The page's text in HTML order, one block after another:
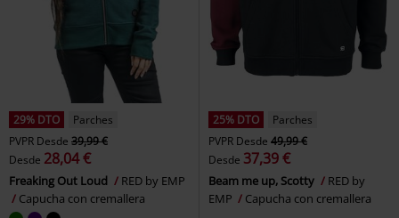
29% DTO
Parches
PVPR Desde 39,99 €
Desde 28,04 €
Freaking Out Loud
RED by EMP
Capucha con cremallera
25% DTO
Parches
PVPR Desde 49,99 €
Desde 37,39 €
Beam me up, Scotty
RED by
EMP
Capucha con cremallera